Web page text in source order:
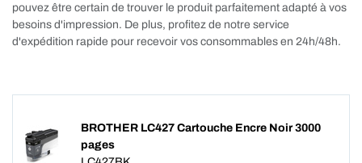
pouvez être certain de trouver le produit parfaitement adapté à vos
besoins d'impression. De plus, profitez de notre service
d'expédition rapide pour recevoir vos consommables en 24h/48h.
BROTHER LC427 Cartouche Encre Noir 3000
pages